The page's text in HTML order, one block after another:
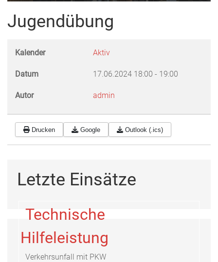
Jugendübung
Kalender Aktiv
Datum 17.06.2024 18:00 - 19:00
Autor admin
Drucken Google Outlook (.ics)
Letzte Einsätze
Technische
Hilfeleistung
Verkehrsunfall mit PKW